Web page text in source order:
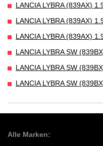
LANCIA LYBRA (839AX)
LANCIA LYBRA (839AX)
LANCIA LYBRA (839AX)
LANCIA LYBRA SW
LANCIA LYBRA SW
LANCIA LYBRA SW
Alle Marken: